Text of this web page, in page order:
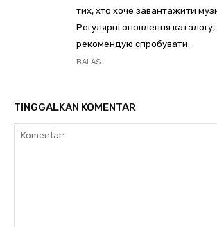
тих, хто хоче завантажити
Регулярні оновлення каталогу,
рекомендую спробувати.
BALAS
TINGGALKAN KOMENTAR